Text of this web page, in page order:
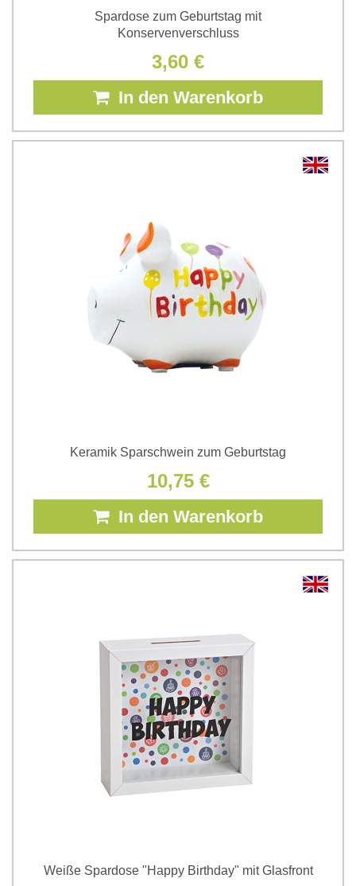
Spardose zum Geburtstag mit
Konservenverschluss
3,60 €
In den Warenkorb
Keramik Sparschwein zum Geburtstag
10,75 €
In den Warenkorb
Weiße Spardose "Happy Birthday" mit Glasfront